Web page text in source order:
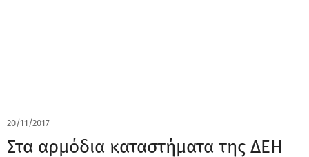
20/11/2017
Στα αρμόδια καταστήματα της ΔΕΗ